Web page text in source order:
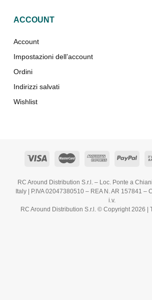
ACCOUNT
Account
Impostazioni dell’account
Ordini
Indirizzi salvati
Wishlist
RC Around Distribution S.r.l. – Loc. Ponte a
Italy | P.IVA 02047380510 – REA N. AR 157841 –
i.v.
RC Around Distribution S.r.l. © Copyright 2026 |